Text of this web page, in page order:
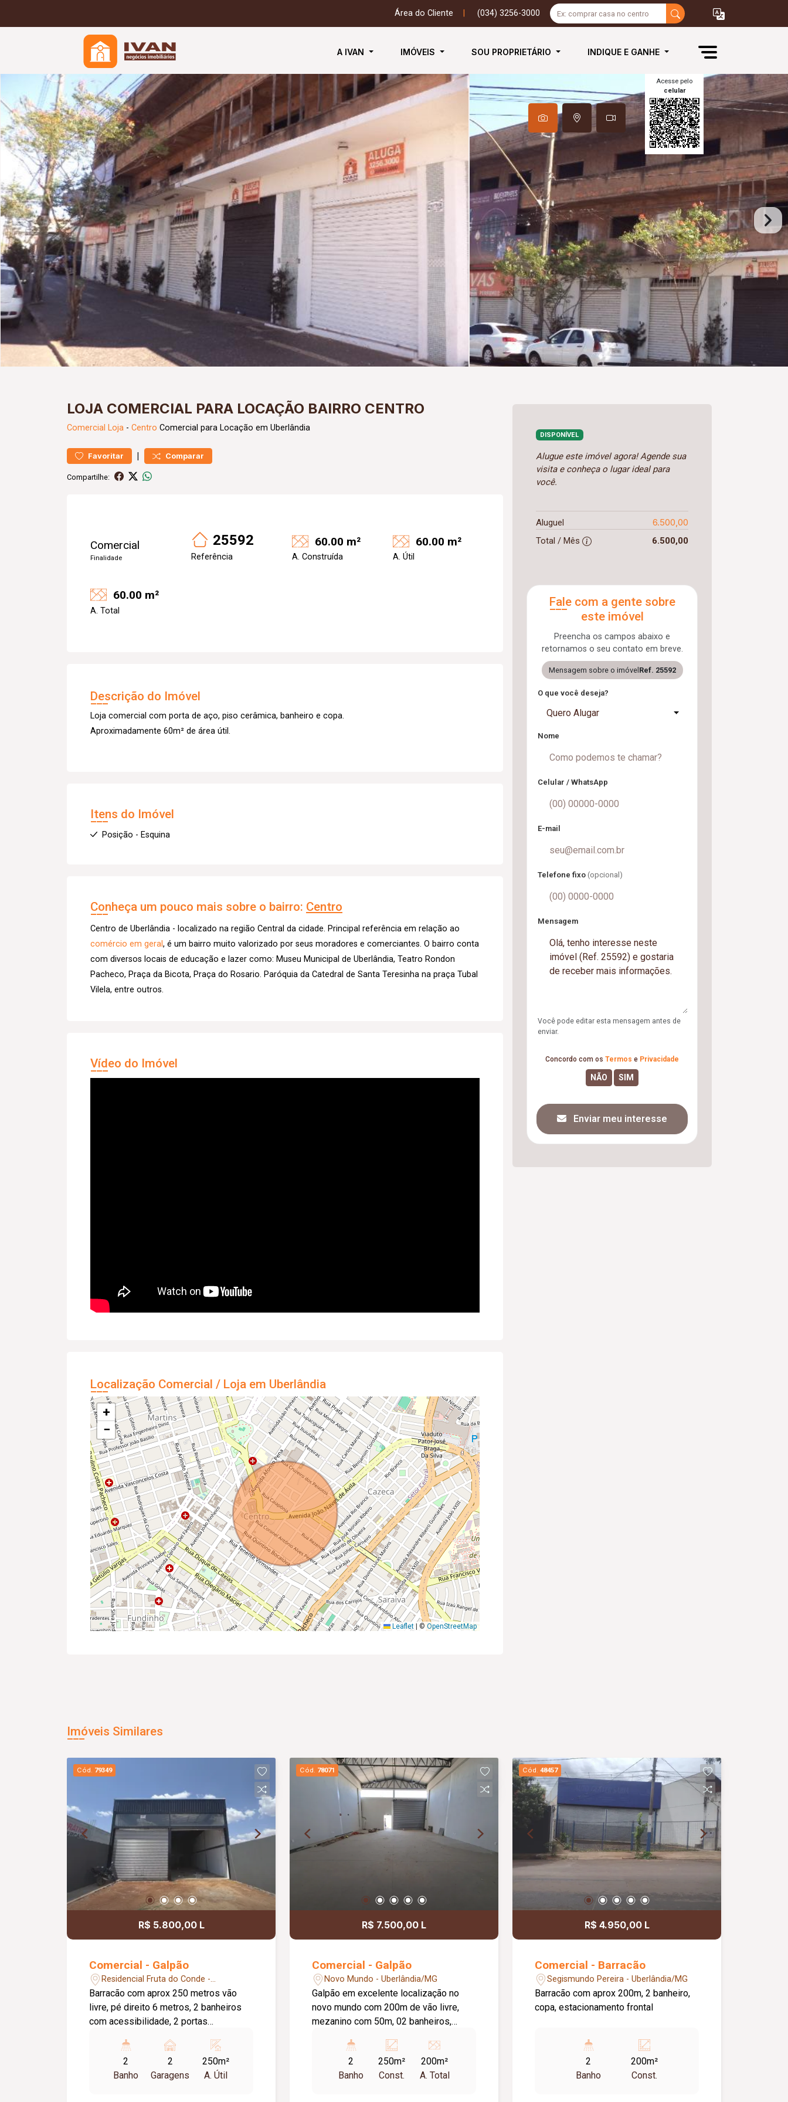
Área do Cliente (034) 3256-3000
A IVAN IMÓVEIS SOU PROPRIETÁRIO INDIQUE E GANHE
Acesse pelo
celular
LOJA COMERCIAL PARA LOCAÇÃO BAIRRO CENTRO
Comercial Loja - Centro Comercial para Locação em Uberlândia
Favoritar | Comparar
Compartilhe:
Comercial
Finalidade
25592
Referência
60.00 m²
A. Construída
60.00 m²
A. Útil
60.00 m²
A. Total
Descrição do Imóvel
Loja comercial com porta de aço, piso cerâmica, banheiro e copa.
Aproximadamente 60m² de área útil.
Itens do Imóvel
Posição - Esquina
Conheça um pouco mais sobre o bairro: Centro
Centro de Uberlândia - localizado na região Central da cidade. Principal referência em relação ao
comércio em geral, é um bairro muito valorizado por seus moradores e comerciantes. O bairro conta
com diversos locais de educação e lazer como: Museu Municipal de Uberlândia, Teatro Rondon
Pacheco, Praça da Bicota, Praça do Rosario. Paróquia da Catedral de Santa Teresinha na praça Tubal
Vilela, entre outros.
Vídeo do Imóvel
Localização Comercial / Loja em Uberlândia
+
−
Leaflet | © OpenStreetMap
DISPONÍVEL
Alugue este imóvel agora! Agende sua
visita e conheça o lugar ideal para
você.
Aluguel 6.500,00
Total / Mês 6.500,00
Fale com a gente sobre
este imóvel
Preencha os campos abaixo e
retornamos o seu contato em breve.
Mensagem sobre o imóvel Ref. 25592
O que você deseja?
Quero Alugar
Nome
Celular / WhatsApp
E-mail
Telefone fixo (opcional)
Mensagem
Você pode editar esta mensagem antes de
enviar.
Concordo com os Termos e Privacidade
Enviar meu interesse
Imóveis Similares
Cód. 79349
R$ 5.800,00 L
Comercial - Galpão
Residencial Fruta do Conde -
Uberlândia/MG
Barracão com aprox 250 metros vão
livre, pé direito 6 metros, 2 banheiros
com acessibilidade, 2 portas
2
Banho
2
Garagens
250m²
A. Útil
Cód. 78071
R$ 7.500,00 L
Comercial - Galpão
Novo Mundo - Uberlândia/MG
Galpão em excelente localização no
novo mundo com 200m de vão livre,
mezanino com 50m, 02 banheiros,
possui habite se comercial.
2
Banho
250m²
Const.
200m²
A. Total
Cód. 48457
R$ 4.950,00 L
Comercial - Barracão
Segismundo Pereira - Uberlândia/MG
Barracão com aprox 200m, 2 banheiro,
copa, estacionamento frontal
2
Banho
200m²
Const.